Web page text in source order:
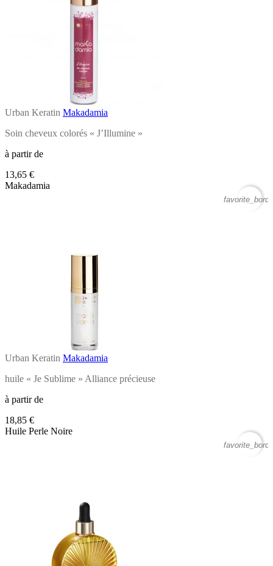
Urban Keratin Makadamia
Soin cheveux colorés « J’Illumine »
à partir de
13,65 €
Makadamia
Urban Keratin Makadamia
huile « Je Sublime » Alliance précieuse
à partir de
18,85 €
Huile Perle Noire